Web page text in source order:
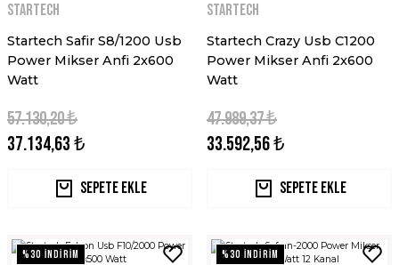
STARTECH
Startech Safir S8/1200 Usb
Power Mikser Anfi 2x600
Watt
37.134,63 ₺
57.130,20 ₺
Sepete Ekle
STARTECH
Startech Crazy Usb C1200
Power Mikser Anfi 2x600
Watt
33.592,56 ₺
47.989,37 ₺
Sepete Ekle
%30 İNDİRİM %30 İNDİRİM